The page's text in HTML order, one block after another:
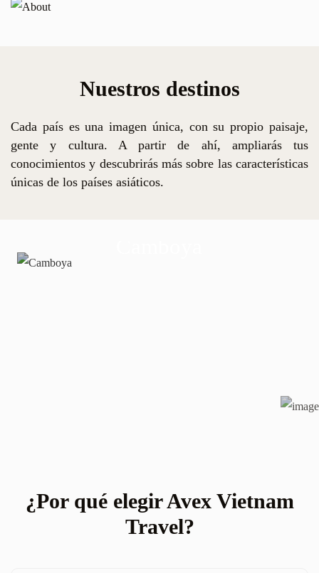
Nuestros destinos
Cada país es una imagen única, con su propio paisaje,
gente y cultura. A partir de ahí, ampliarás tus
conocimientos y descubrirás más sobre las características
únicas de los países asiáticos.
¿Por qué elegir Avex Vietnam
Travel?